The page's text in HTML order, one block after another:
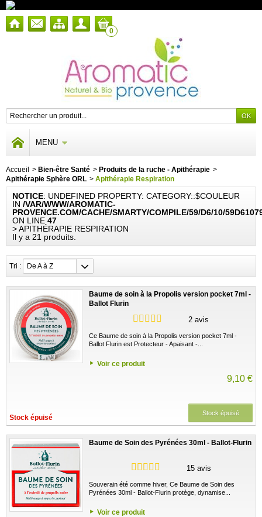
0
MENU
Accueil > Bien-être Santé > Produits de la ruche - Apithérapie >
Apithérapie Sphère ORL > Apithérapie Respiration
NOTICE: UNDEFINED PROPERTY: CATEGORY::$COULEUR
IN /VAR/WWW/AROMATIC-
PROVENCE.COM/CACHE/SMARTY/COMPILE/59/D6/10/
ON LINE 47
> APITHÉRAPIE RESPIRATION
Il y a 21 produits.
Tri : De A à Z
Baume de soin à la Propolis version pocket 7ml -
Ballot Flurin
2 avis
Ce Baume de soin à la Propolis version pocket 7ml -
Ballot Flurin est Protecteur - Apaisant -...
Voir ce produit
9,10 €
Stock épuisé
Stock épuisé
Baume de Soin des Pyrénées 30ml - Ballot-Flurin
15 avis
Souverain été comme hiver, Ce Baume de Soin des
Pyrénées 30ml - Ballot-Flurin protège, dynamise...
Voir ce produit